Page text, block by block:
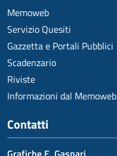
Memoweb
Servizio Quesiti
Gazzetta e Portali Pubblici
Scadenzario
Riviste
Informazioni dal Memoweb
Contatti